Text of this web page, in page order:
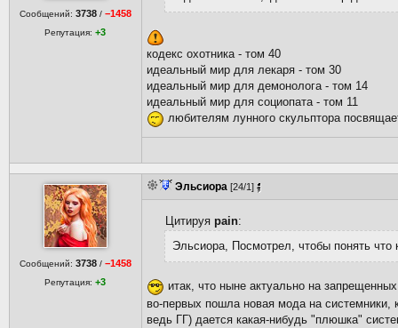
Сообщений: 3738 / −1458
Репутация:+3
кодекс охотника - том 40
идеальный мир для лекаря - том 30
идеальный мир для демонолога - том 14
идеальный мир для социопата - том 11
любителям лунного скульптора
Сообщений: 3738 / −1458
Репутация:+3
Эльсиора [24/1]
Цитируя pain:
Эльсиора, Посмотрел, чтобы понять что
итак, что ныне актуально на
во-первых пошла новая мода на системники,
ведь ГГ) дается какая-нибудь "плюшка"